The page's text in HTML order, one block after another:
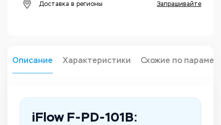
Доставка в регионы Запрашивайте
Описание Характеристики Схожие по
iFlow F-PD-101B: